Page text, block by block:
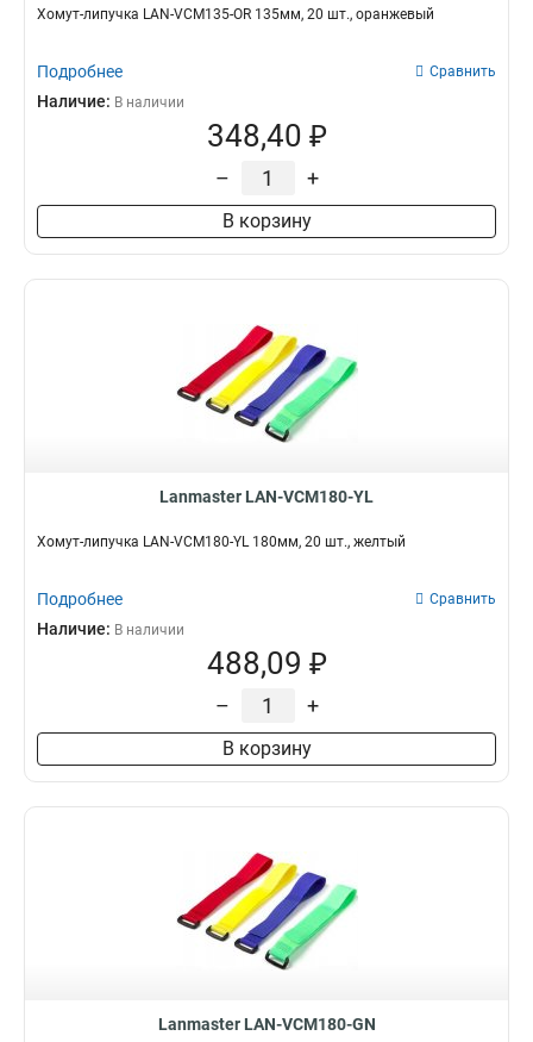
Хомут-липучка LAN-VCM135-OR 135мм, 20 шт., оранжевый
Подробнее Сравнить
Наличие: В наличии
348,40 ₽
– +
В корзину
Lanmaster LAN-VCM180-YL
Хомут-липучка LAN-VCM180-YL 180мм, 20 шт., желтый
Подробнее Сравнить
Наличие: В наличии
488,09 ₽
– +
В корзину
Lanmaster LAN-VCM180-GN